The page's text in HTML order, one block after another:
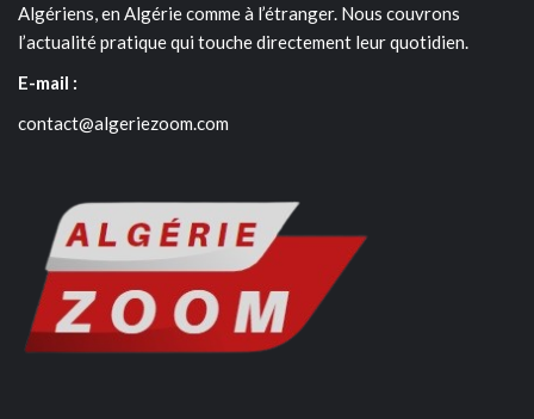
Algériens, en Algérie comme à l’étranger. Nous couvrons
l’actualité pratique qui touche directement leur quotidien.
E-mail :
contact@algeriezoom.com